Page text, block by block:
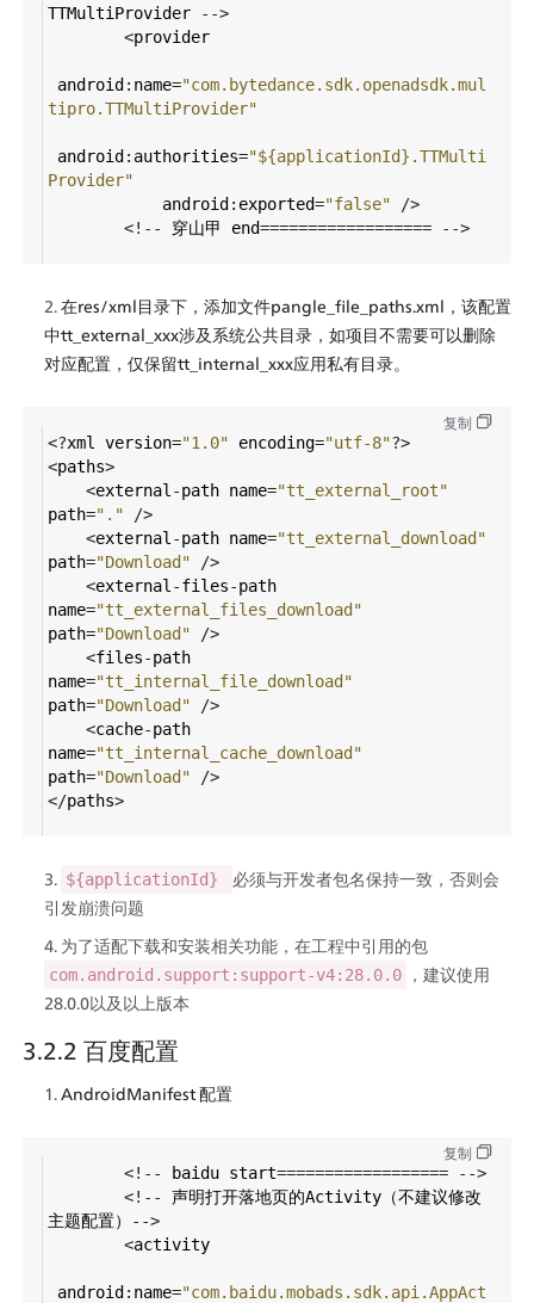
TTMultiProvider
-->
<provider
android : name="com.bytedance.sdk.openadsdk.mul
tipro.TTMultiProvider"
android : authorities="${applicationId}.TTMulti
Provider"
android : exported="false"
/>
<!--
穿山甲 end================== -->
在res/xml目录下，添加文件pangle_file_paths.xml，该配置
中tt_external_xxx涉及系统公共目录，如项目不需要可以删除
对应配置，仅保留tt_internal_xxx应用私有目录。
复制
<?xml version="1.0" encoding="utf-8"?>
<paths>
<external -path name="tt_external_root"
path="."
/>
<external -path name="tt_external_download"
path="Download"
/>
<external -files-path
name="tt_external_files_download"
path="Download"
/>
<files-path
name="tt_internal_file_download"
path="Download"
/>
<cache-path
name="tt_internal_cache_download"
path="Download"
/>
</paths>
${applicationId}
必须与开发者包名保持一致，否则会
引发崩溃问题
为了适配下载和安装相关功能，在工程中引用的包
com.android.support:support-v4:28.0.0
，建议使用
28.0.0以及以上版本
3.2.2 百度配置
AndroidManifest 配置
复制
<!-- baidu start==================
-->
<!--
声明打开落地页的Activity（不建议修改
主题配置）
-->
<activity
android : name="com.baidu.mobads.sdk.api.AppAct